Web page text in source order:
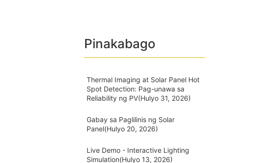
Pinakabago
Thermal Imaging at Solar Panel Hot
Spot Detection: Pag-unawa sa
Reliability ng PV(Hulyo 31, 2026)
Gabay sa Paglilinis ng Solar
Panel(Hulyo 20, 2026)
Live Demo - Interactive Lighting
Simulation(Hulyo 13, 2026)